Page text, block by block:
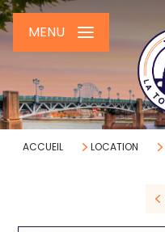
MENU
ACCUEIL LOCATION